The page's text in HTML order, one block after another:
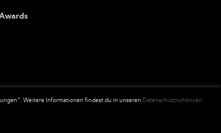
Weitere Informationen findest du in unseren Datenschutzrichtlinien